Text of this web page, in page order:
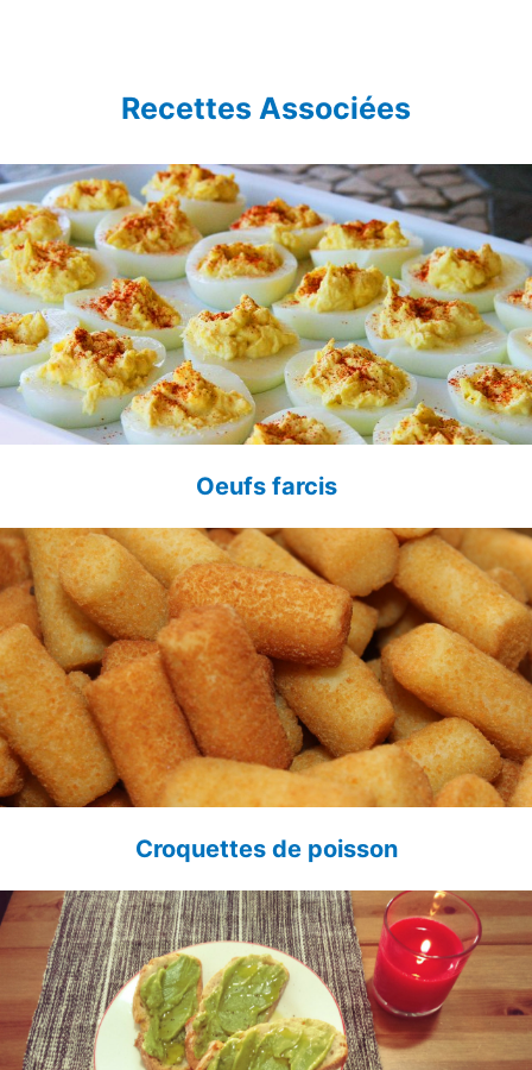
Recettes Associées
Oeufs farcis
Croquettes de poisson